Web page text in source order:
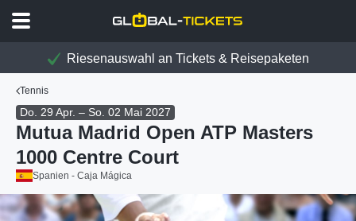
Riesenauswahl an Tickets & Reisepaketen
Tennis
Do. 29 Apr. – So. 02 Mai 2027
Mutua Madrid Open ATP Masters
1000 Centre Court
Spanien - Caja Mágica